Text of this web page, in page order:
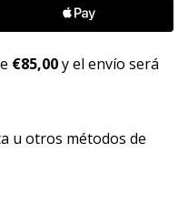
€85,00y el envío será
u otros métodos de